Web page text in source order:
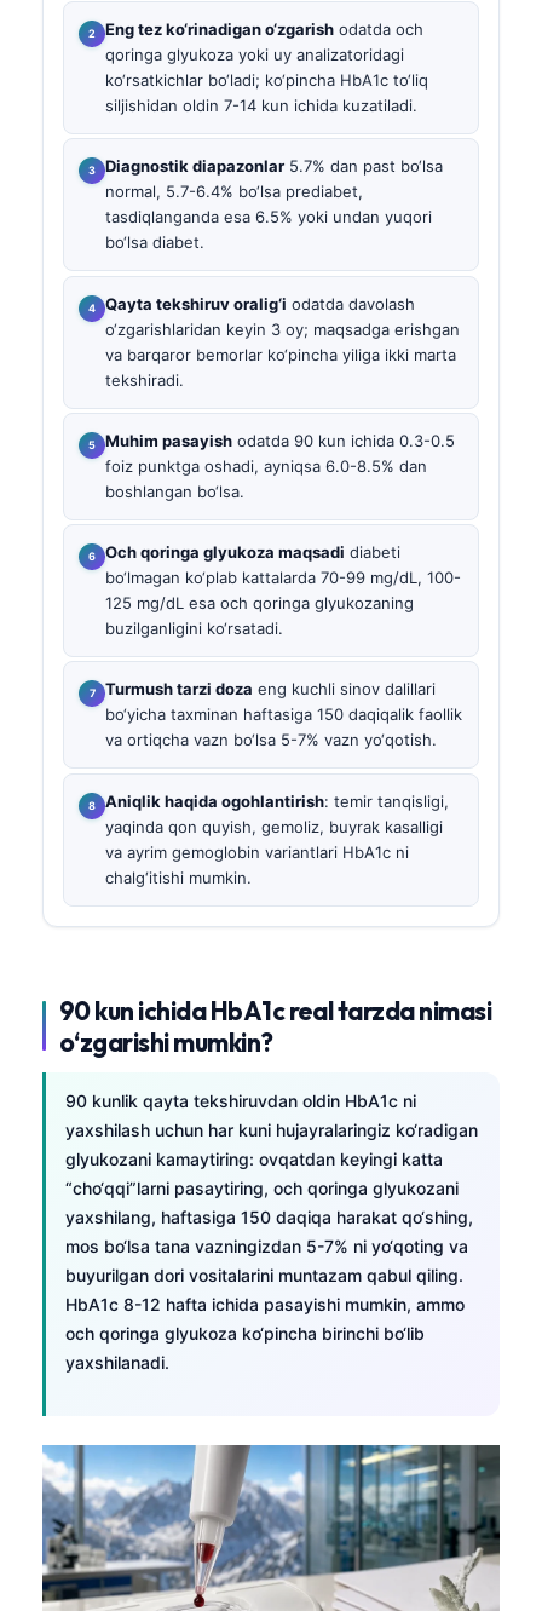
Eng tez ko‘rinadigan o‘zgarish odatda och
qoringa glyukoza yoki uy analizatoridagi
ko‘rsatkichlar bo‘ladi; ko‘pincha HbA1c to‘liq
siljishidan oldin 7-14 kun ichida kuzatiladi.
Diagnostik diapazonlar 5.7% dan past bo‘lsa
normal, 5.7-6.4% bo‘lsa prediabet,
tasdiqlanganda esa 6.5% yoki undan yuqori
bo‘lsa diabet.
Qayta tekshiruv oralig‘i odatda davolash
o‘zgarishlaridan keyin 3 oy; maqsadga erishgan
va barqaror bemorlar ko‘pincha yiliga ikki marta
tekshiradi.
Muhim pasayish odatda 90 kun ichida 0.3-0.5
foiz punktga oshadi, ayniqsa 6.0-8.5% dan
boshlangan bo‘lsa.
Och qoringa glyukoza maqsadi diabeti
bo‘lmagan ko‘plab kattalarda 70-99 mg/dL, 100-
125 mg/dL esa och qoringa glyukozaning
buzilganligini ko‘rsatadi.
Turmush tarzi doza eng kuchli sinov dalillari
bo‘yicha taxminan haftasiga 150 daqiqalik faollik
va ortiqcha vazn bo‘lsa 5-7% vazn yo‘qotish.
Aniqlik haqida ogohlantirish: temir tanqisligi,
yaqinda qon quyish, gemoliz, buyrak kasalligi
va ayrim gemoglobin variantlari HbA1c ni
chalg‘itishi mumkin.
90 kun ichida HbA1c real tarzda nimasi
o‘zgarishi mumkin?
90 kunlik qayta tekshiruvdan oldin HbA1c ni
yaxshilash uchun har kuni hujayralaringiz ko‘radigan
glyukozani kamaytiring: ovqatdan keyingi katta
“cho‘qqi”larni pasaytiring, och qoringa glyukozani
yaxshilang, haftasiga 150 daqiqa harakat qo‘shing,
mos bo‘lsa tana vazningizdan 5-7% ni yo‘qoting va
buyurilgan dori vositalarini muntazam qabul qiling.
HbA1c 8-12 hafta ichida pasayishi mumkin, ammo
och qoringa glyukoza ko‘pincha birinchi bo‘lib
yaxshilanadi.